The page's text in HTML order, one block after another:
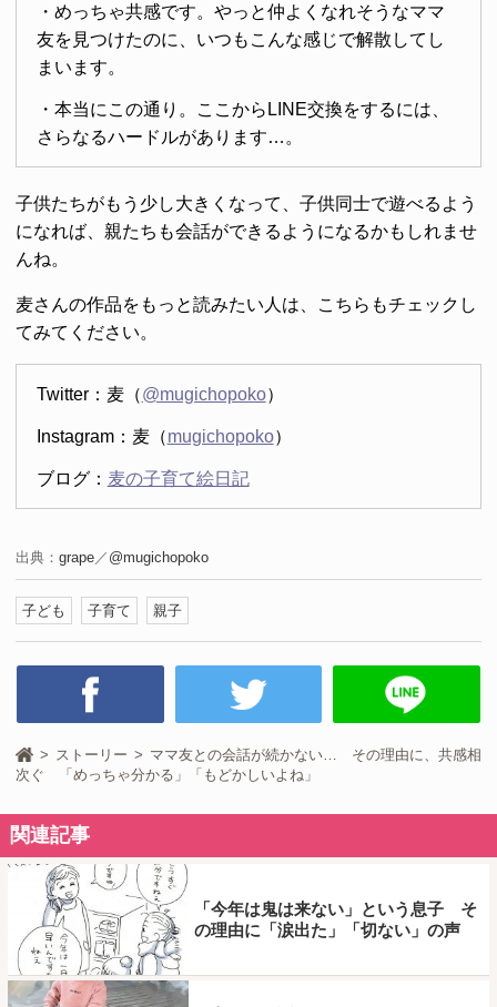
・めっちゃ共感です。やっと仲よくなれそうなママ
友を見つけたのに、いつもこんな感じで解散してし
まいます。
・本当にこの通り。ここからLINE交換をするには、
さらなるハードルがあります…。
子供たちがもう少し大きくなって、子供同士で遊べるよう
になれば、親たちも会話ができるようになるかもしれませ
んね。
麦さんの作品をもっと読みたい人は、こちらもチェックし
てみてください。
Twitter：麦（@mugichopoko）
Instagram：麦（mugichopoko）
ブログ： 麦の子育て絵日記
出典： grape／ @mugichopoko
子ども 子育て 親子
ストーリー
ママ友との会話が続かない… その理由に、共感相
次ぐ 「めっちゃ分かる」「もどかしいよね」
関連記事
「今年は鬼は来ない」という息子 そ
の理由に「涙出た」「切ない」の声